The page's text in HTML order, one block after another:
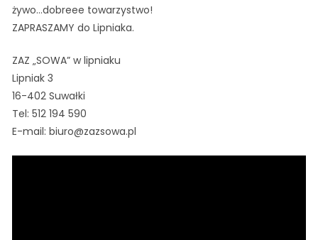
żywo…dobreee towarzystwo!
ZAPRASZAMY do Lipniaka.
ZAZ „SOWA” w lipniaku
Lipniak 3
16-402 Suwałki
Tel: 512 194 590
E-mail: biuro@zazsowa.pl